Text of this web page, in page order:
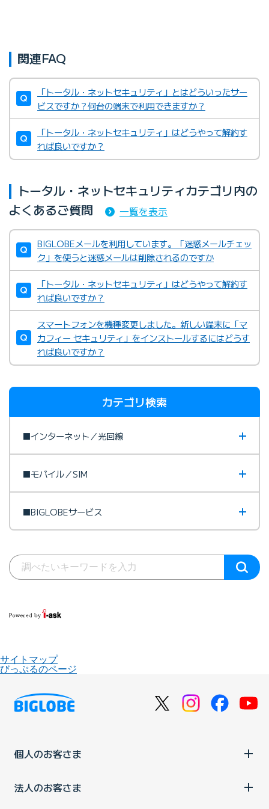
関連FAQ
「トータル・ネットセキュリティ」とはどういったサー
ビスですか？何台の端末で利用できますか？
「トータル・ネットセキュリティ」はどうやって解約す
れば良いですか？
トータル・ネットセキュリティカテゴリ内の
よくあるご質問
一覧を表示
BIGLOBEメールを利用しています。「迷惑メールチェッ
ク」を使うと迷惑メールは削除されるのですか
「トータル・ネットセキュリティ」はどうやって解約す
れば良いですか？
スマートフォンを機種変更しました。新しい端末に「マ
カフィー セキュリティ」をインストールするにはどうす
れば良いですか？
カテゴリ検索
■インターネット／光回線
■モバイル／SIM
■BIGLOBEサービス
サイトマップ
びっぷるのページ
個人のお客さま
法人のお客さま